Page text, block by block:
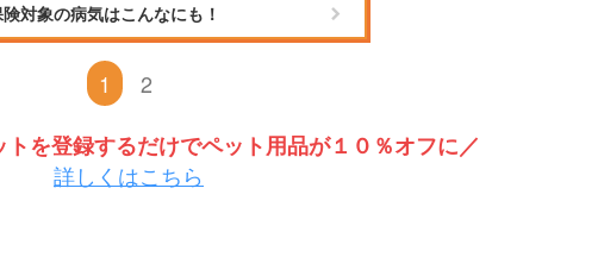
対象の病気はこんなにも！
1 2
を登録するだけでペット用品が１０％オフに／
詳しくはこちら